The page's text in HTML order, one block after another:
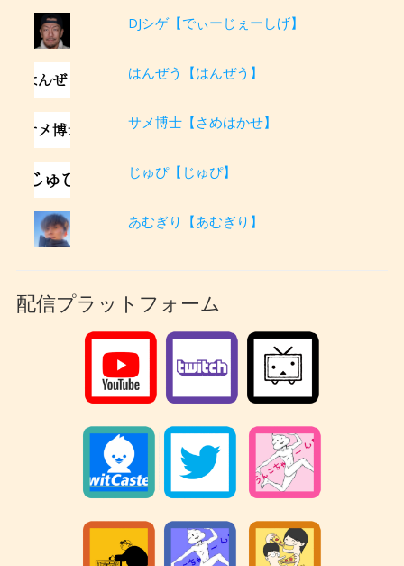
DJシゲ【でぃーじぇーしげ】
はんぜう【はんぜう】
サメ博士【さめはかせ】
じゅぴ【じゅぴ】
あむぎり【あむぎり】
配信プラットフォーム